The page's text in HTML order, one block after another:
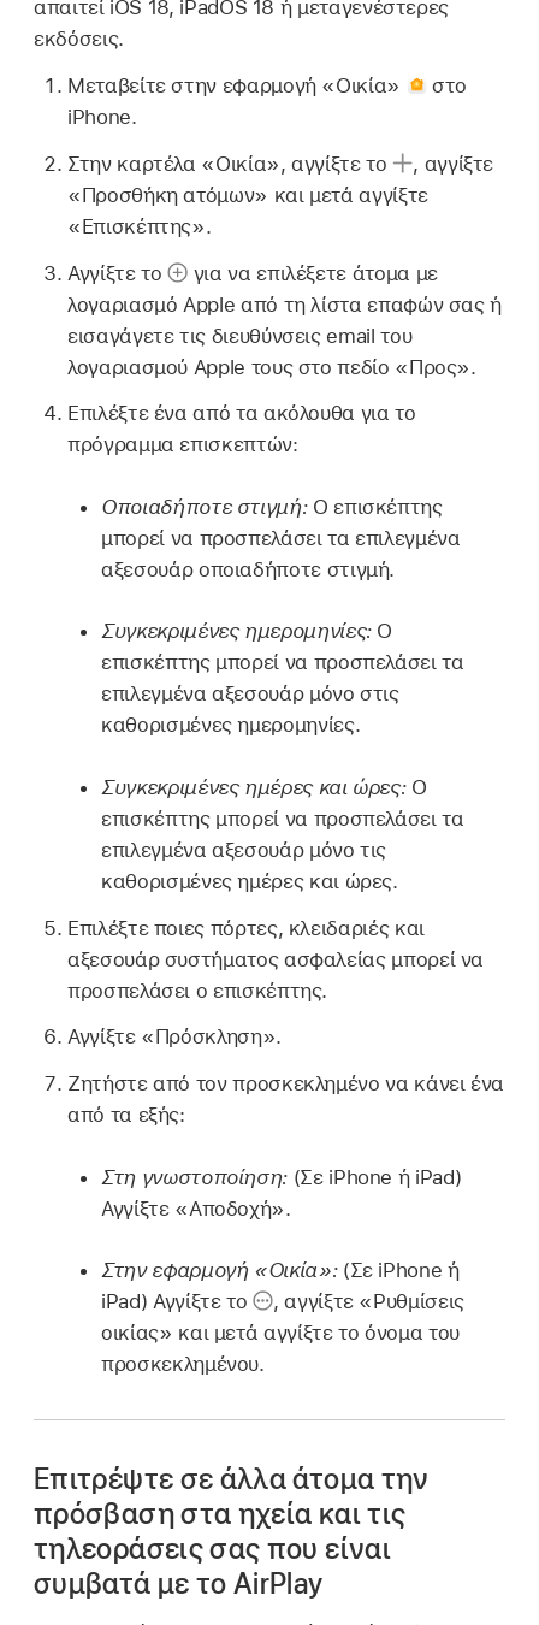
απαιτεί iOS 18, iPadOS 18 ή μεταγενέστερες
εκδόσεις.
Μεταβείτε στην εφαρμογή «Οικία»
στο
iPhone.
Στην καρτέλα «Οικία», αγγίξτε το
, αγγίξτε
«Προσθήκη ατόμων» και μετά αγγίξτε
«Επισκέπτης».
Αγγίξτε το
για να επιλέξετε άτομα με
λογαριασμό Apple από τη λίστα επαφών σας ή
εισαγάγετε τις διευθύνσεις email του
λογαριασμού Apple τους στο πεδίο «Προς».
Επιλέξτε ένα από τα ακόλουθα για το
πρόγραμμα επισκεπτών:
Οποιαδήποτε στιγμή:Ο επισκέπτης
μπορεί να προσπελάσει τα επιλεγμένα
αξεσουάρ οποιαδήποτε στιγμή.
Συγκεκριμένες ημερομηνίες:Ο
επισκέπτης μπορεί να προσπελάσει τα
επιλεγμένα αξεσουάρ μόνο στις
καθορισμένες ημερομηνίες.
Συγκεκριμένες ημέρες και ώρες:Ο
επισκέπτης μπορεί να προσπελάσει τα
επιλεγμένα αξεσουάρ μόνο τις
καθορισμένες ημέρες και ώρες.
Επιλέξτε ποιες πόρτες, κλειδαριές και
αξεσουάρ συστήματος ασφαλείας μπορεί να
προσπελάσει ο επισκέπτης.
Αγγίξτε «Πρόσκληση».
Ζητήστε από τον προσκεκλημένο να κάνει ένα
από τα εξής:
Στη γνωστοποίηση: (Σε iPhone ή iPad)
Αγγίξτε «Αποδοχή».
Στην εφαρμογή «Οικία»: (Σε iPhone ή
iPad) Αγγίξτε το
,αγγίξτε «Ρυθμίσεις
οικίας» και μετά αγγίξτε το όνομα του
προσκεκλημένου.
Επιτρέψτε σε άλλα άτομα την
πρόσβαση στα ηχεία και τις
τηλεοράσεις σας που είναι
συμβατά με το AirPlay